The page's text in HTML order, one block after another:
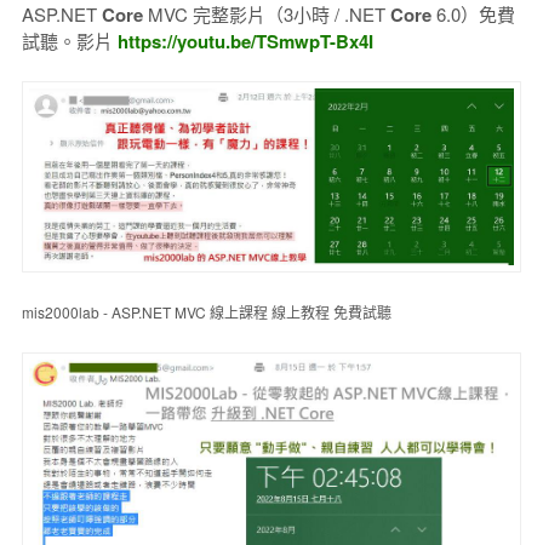
ASP.NETCoreMVC 完整影片（3小時 / .NETCore6.0）免費
試聽。影片 https://youtu.be/TSmwpT-Bx4I
mis2000lab - ASP.NET MVC 線上課程 線上教程 免費試聽